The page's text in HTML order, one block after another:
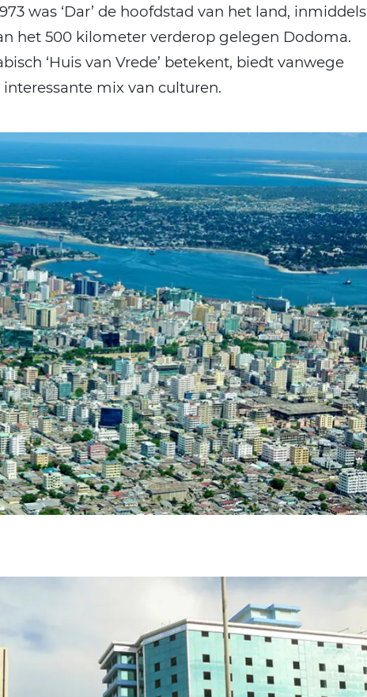
was ‘Dar’ de hoofdstad van het land, inmiddels
het 500 kilometer verderop gelegen Dodoma.
‘Huis van Vrede’ betekent, biedt vanwege
interessante mix van culturen.